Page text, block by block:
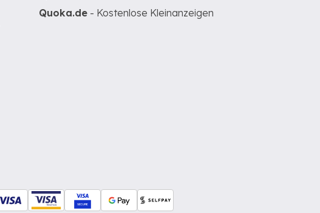
Quoka.de - Kostenlose Kleinanzeigen